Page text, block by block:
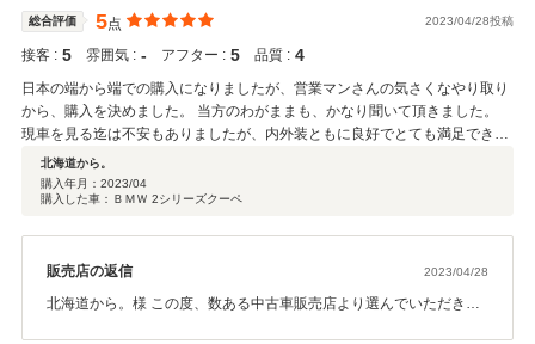
お聞きして安心しました。今後とも、遠方からではございますがし
っかりサポートして行きますので、お力添え出来る事があれば些細
な事でも構いませんのでお気軽にご相談ください。何卒、宜しくお
願いします。
総合評価 5点 2023/04/28投稿
接客 : 5 雰囲気 : ‐ アフター : 5 品質 : 4
日本の端から端での購入になりましたが、営業マンさんの気さくなやり取り
から、購入を決めました。 当方のわがままも、かなり聞いて頂きました。
現車を見る迄は不安もありましたが、内外装ともに良好でとても満足できる
車に出会いました。 エンジンルームも綺麗で、整備に抜かりは全くありませ
んでした。 県外からでも、安心して購入できるショップだと思います！
ありがとうございました。
北海道から。
購入年月： 2023/04
購入した車：ＢＭＷ 2シリーズクーペ
販売店の返信 2023/04/28
北海道から。様 この度、数ある中古車販売店より選んでいただき誠